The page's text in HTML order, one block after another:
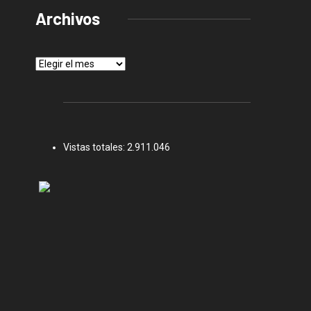
Archivos
Archivos
Vistas totales: 2.911.046